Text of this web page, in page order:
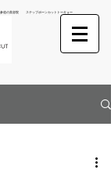
参道の美容院 ステップボーンカットトーキョー